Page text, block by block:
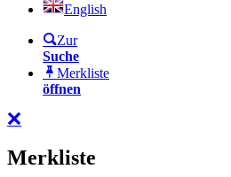
English
Zur
Suche
Merkliste
öffnen
Merkliste